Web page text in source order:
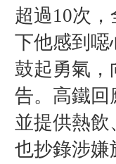
超過10次
下他感到噁
鼓起勇氣，
告。高鐵回
並提供熱飲
也抄錄涉嫌